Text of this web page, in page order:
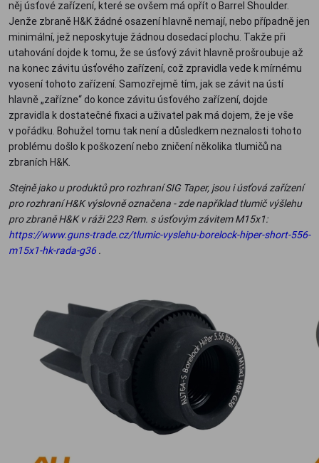
něj úsťové zařízení, které se ovšem má opřít o Barrel Shoulder.
Jenže zbraně H&K žádné osazení hlavně nemají, nebo případně jen
minimální, jež neposkytuje žádnou dosedací plochu. Takže při
utahování dojde k tomu, že se úsťový závit hlavně prošroubuje až
na konec závitu úsťového zařízení, což zpravidla vede k mírnému
vyosení tohoto zařízení. Samozřejmě tím, jak se závit na ústí
hlavně „zařízne“ do konce závitu úsťového zařízení, dojde
zpravidla k dostatečné fixaci a uživatel pak má dojem, že je vše
v pořádku. Bohužel tomu tak není a důsledkem neznalosti tohoto
problému došlo k poškození nebo zničení několika tlumičů na
zbraních H&K.
Stejně jako u produktů pro rozhraní SIG Taper, jsou i úsťová zařízení
pro rozhraní H&K výslovně označena - zde například tlumič výšlehu
pro zbraně H&K v ráži 223 Rem. s úsťovým závitem M15x1:
https://www.guns-trade.cz/tlumic-vyslehu-borelock-hiper-short-556-
m15x1-hk-rada-g36 .